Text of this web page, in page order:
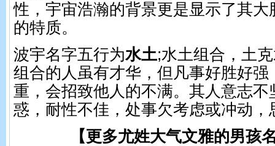
性，宇宙浩瀚的背景更是显示了其大
的特质。
波宇名字五行为水土;水土组合，土
组合的人虽有才华，但凡事好胜好强
重，会招致他人的不满。其人意志不
惑，耐性不佳，处事欠考虑或冲动，
【更多尤姓大气文雅的男孩